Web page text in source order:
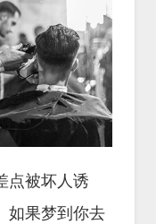
点被坏人诱
如果梦到你去